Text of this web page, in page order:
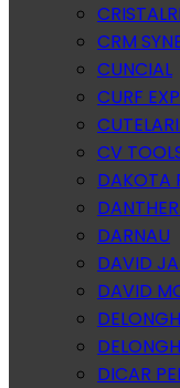
CRM
CUNCIAL
CURF
CV
DAKOTA
DARNAU
DAVID
DAVID
DICAR